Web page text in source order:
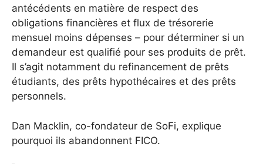
antécédents en matière de respect des
obligations financières et flux de trésorerie
mensuel moins dépenses – pour déterminer si un
demandeur est qualifié pour ses produits de prêt.
Il s’agit notamment du refinancement de prêts
étudiants, des prêts hypothécaires et des prêts
personnels.
Dan Macklin, co-fondateur de SoFi, explique
pourquoi ils abandonnent FICO.